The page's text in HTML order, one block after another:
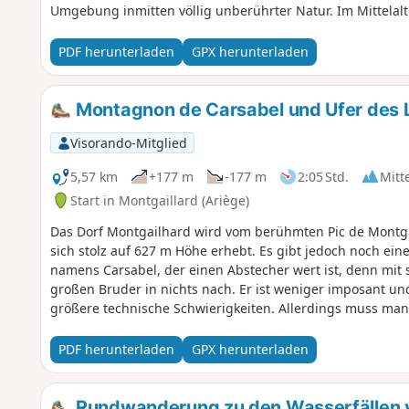
Umgebung inmitten völlig unberührter Natur. Im
Überresten einer Festung der Grafschaft Foix suchen,
Jahrhundert und auf Befehl Ludwigs XIII. abgerissen),
quadratischer Turm erhalten war. Doch die
im Dorfzentrum und dann auf einen kleinen Hügel, der
fehlen nur noch die Soldaten, um sich mitten in den
PDF herunterladen GPX herunterladen
Montagnon de Carsabel und Ufer des
Visorando-Mitglied
5,57 km
+177 m -177 m 2:05 Std.
Start in Montgaillard (Ariège)
Das Dorf Montgailhard wird vom berühmten Pic de
sich stolz auf 627 m Höhe erhebt. Es gibt jedoch noch
namens Carsabel, der einen Abstecher wert ist, denn mit
großen Bruder in nichts nach. Er ist weniger imposant
größere technische Schwierigkeiten. Allerdings muss
Wildschweine, Rehe und andere Säugetiere sowie Vögel
auch Förster, die seine Hänge (in Maßen)
der Ebene, im Gemeindepark oder auf alten Wegen am
Strecke, die sich für Wanderer, die eine Herausforderung
PDF herunterladen GPX herunterladen